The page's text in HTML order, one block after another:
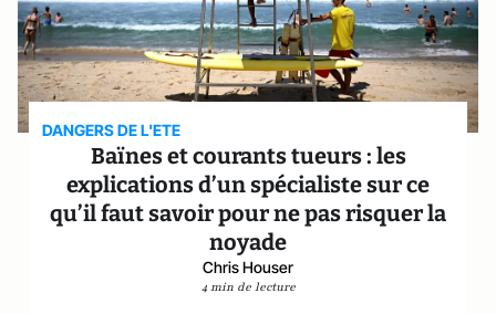
DANGERS DE L'ETE
Baïnes et courants tueurs : les
explications d’un spécialiste sur ce
qu’il faut savoir pour ne pas risquer la
noyade
Chris Houser
4 min de lecture